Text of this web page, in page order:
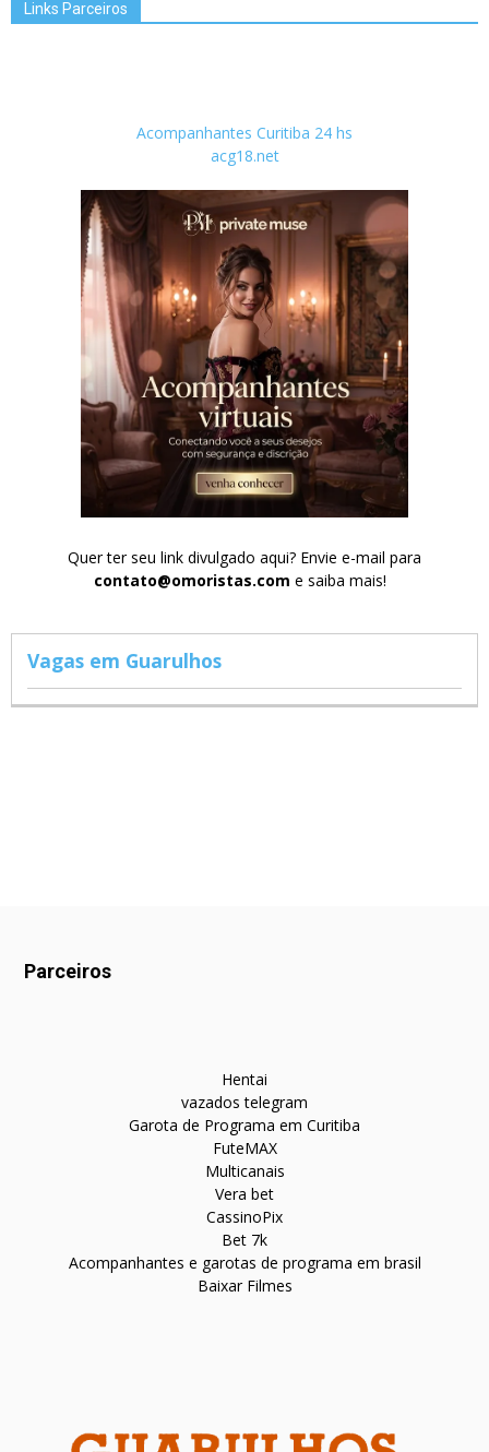
Links Parceiros
Acompanhantes Curitiba 24 hs
acg18.net
Quer ter seu link divulgado aqui? Envie e-mail para
contato@omoristas.com e saiba mais!
Vagas em Guarulhos
Parceiros
Hentai
vazados telegram
Garota de Programa em Curitiba
FuteMAX
Multicanais
Vera bet
CassinoPix
Bet 7k
Acompanhantes e garotas de programa em brasil
Baixar Filmes